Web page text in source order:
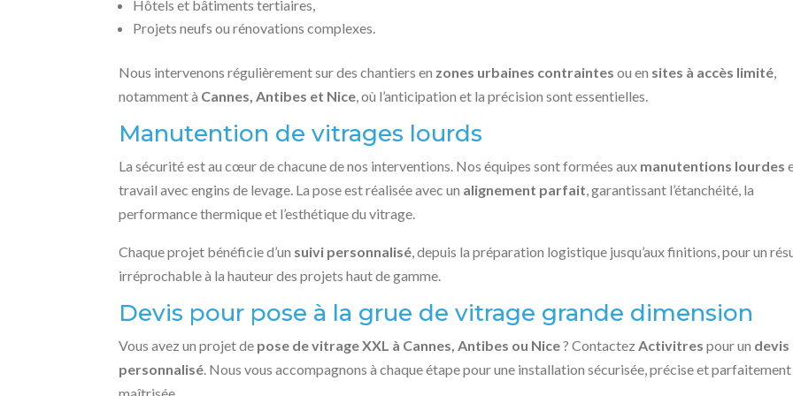
Hôtels et bâtiments tertiaires,
Projets neufs ou rénovations complexes.
Nous intervenons régulièrement sur des chantiers en zones urbaines contraintes ou en sites à accès limité,
notamment à Cannes, Antibes et Nice, où l’anticipation et la précision sont essentielles.
Manutention de vitrages lourds
La sécurité est au cœur de chacune de nos interventions. Nos équipes sont formées aux manutentions lourdes
travail avec engins de levage. La pose est réalisée avec un alignement parfait, garantissant l’étanchéité, la
performance thermique et l’esthétique du vitrage.
Chaque projet bénéficie d’un suivi personnalisé, depuis la préparation logistique jusqu’aux finitions, pour un
irréprochable à la hauteur des projets haut de gamme.
Devis pour pose à la grue de vitrage grande dimension
Vous avez un projet de pose de vitrage XXL à Cannes, Antibes ou Nice? ContactezActivitres pour un devis
personnalisé. Nous vous accompagnons à chaque étape pour une installation sécurisée, précise et parfaitement